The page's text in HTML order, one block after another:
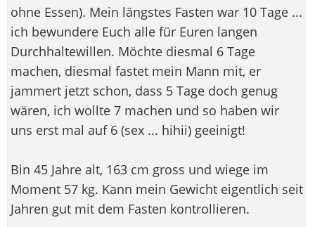
ohne Essen). Mein längstes Fasten war 10 Tage ...
ich bewundere Euch alle für Euren langen
Durchhaltewillen. Möchte diesmal 6 Tage
machen, diesmal fastet mein Mann mit, er
jammert jetzt schon, dass 5 Tage doch genug
wären, ich wollte 7 machen und so haben wir
uns erst mal auf 6 (sex ... hihii) geeinigt!
Bin 45 Jahre alt, 163 cm gross und wiege im
Moment 57 kg. Kann mein Gewicht eigentlich seit
Jahren gut mit dem Fasten kontrollieren.